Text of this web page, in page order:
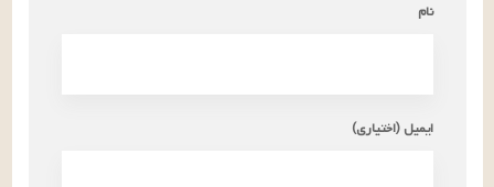
نام
ایمیل (اختیاری)